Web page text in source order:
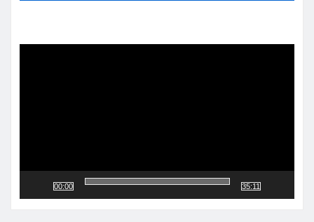
00:00 35:11